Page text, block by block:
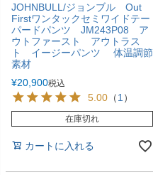
JOHNBULL/ジョンブル Out
Firstワンタックセミワイドテー
パードパンツ JM243P08 ア
ウトファースト アウトラス
ト イージーパンツ 体温調節
素材
¥20,900税込
5.00 （1 ）
在庫切れ
カートに入れる